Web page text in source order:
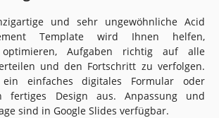
und sehr ungewöhnliche Acid
Template wird Ihnen helfen,
Aufgaben richtig auf alle
und den Fortschritt zu verfolgen.
einfaches digitales Formular oder
fertiges Design aus. Anpassung und
sind in Google Slides verfügbar.